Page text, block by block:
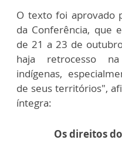
O texto foi aprovado
da Conferência, que
de 21 a 23 de
haja retrocesso
indígenas,
de seus territórios",
íntegra:
Os direitos